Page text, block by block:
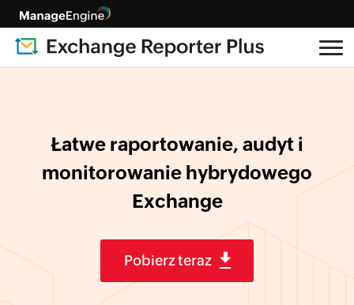
Łatwe raportowanie, audyt i
monitorowanie hybrydowego
Exchange
Pobierz teraz